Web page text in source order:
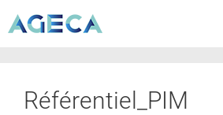
Référentiel_PIM